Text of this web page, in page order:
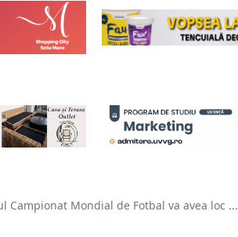
Campionat Mondial de Fotbal va avea loc ...